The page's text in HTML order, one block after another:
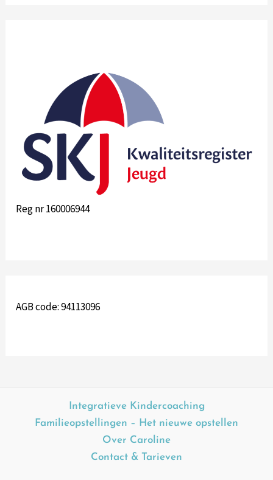
Reg nr 160006944
AGB code: 94113096
Integratieve Kindercoaching
Familieopstellingen – Het nieuwe opstellen
Over Caroline
Contact & Tarieven